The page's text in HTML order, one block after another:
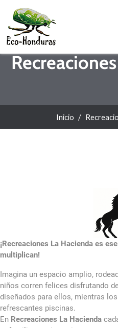
Inicio
¡Recreaciones La Hacienda es
multiplican!
Imagina un espacio amplio,
niños corren felices disfrutando
diseñados para ellos, mientras
refrescantes piscinas.
En Recreaciones La Hacienda